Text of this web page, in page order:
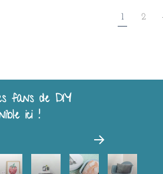
1 2
fans de DIY
ici !